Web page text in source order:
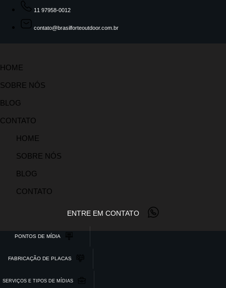
11 97958-0012
contato@brasilforteoutdoor.com.br
HOME
SOBRE NÓS
BLOG
CONTATO
HOME
SOBRE NÓS
BLOG
CONTATO
ENTRE EM CONTATO
PONTOS DE MÍDIA
FABRICAÇÃO DE PLACAS
SERVIÇOS E TIPOS DE MÍDIAS